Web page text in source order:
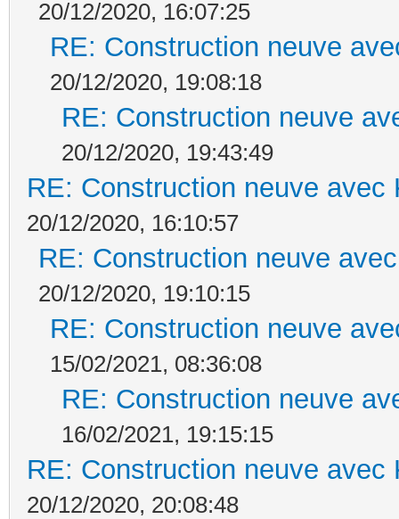
20/12/2020, 16:07:25
RE: Construction neuve
20/12/2020, 19:08:18
RE: Construction neuve
20/12/2020, 19:43:49
RE: Construction neuve avec
20/12/2020, 16:10:57
RE: Construction neuve
20/12/2020, 19:10:15
RE: Construction neuve
15/02/2021, 08:36:08
RE: Construction neuve
16/02/2021, 19:15:15
RE: Construction neuve avec
20/12/2020, 20:08:48